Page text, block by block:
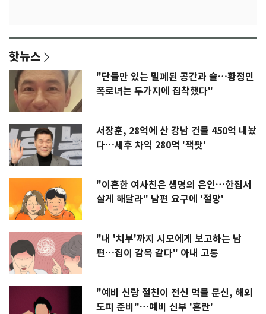
핫뉴스
"단둘만 있는 밀폐된 공간과 술…황정민
폭로녀는 두가지에 집착했다"
서장훈, 28억에 산 강남 건물 450억 내놨
다…세후 차익 280억 '잭팟'
"이혼한 여사친은 생명의 은인…한집서
살게 해달라" 남편 요구에 '절망'
"내 '치부'까지 시모에게 보고하는 남
편…집이 감옥 같다" 아내 고통
"예비 신랑 절친이 전신 먹물 문신, 해외
도피 준비"…예비 신부 '혼란'